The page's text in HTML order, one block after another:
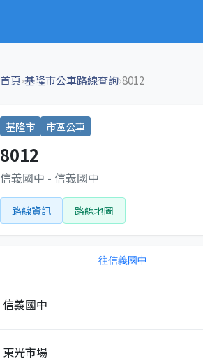
首頁›基隆市公車路線查詢›8012
基隆市 市區公車
8012
信義國中 - 信義國中
路線資訊 路線地圖
往信義國中
信義國中
東光市場